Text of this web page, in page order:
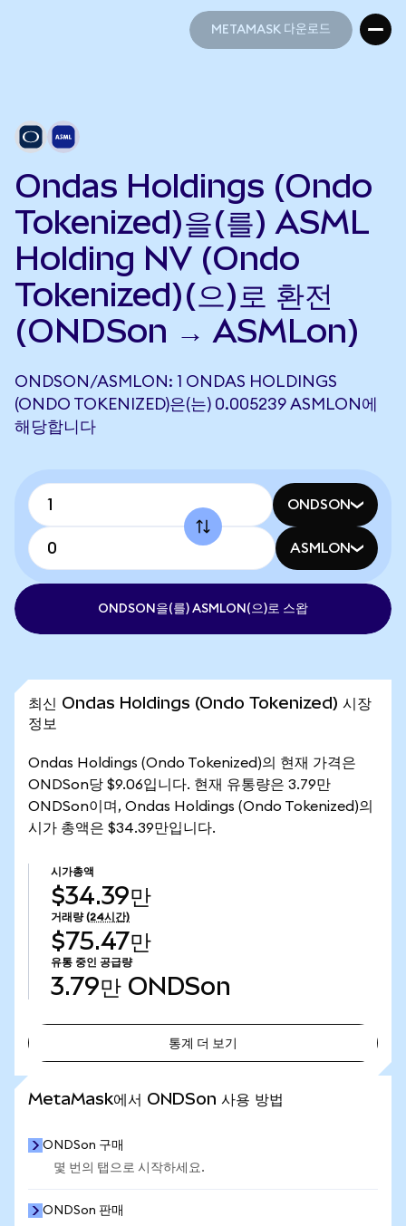
METAMASK 다운로드
Ondas Holdings (Ondo
Tokenized)을(를) ASML
Holding NV (Ondo
Tokenized)(으)로 환전
(ONDSon → ASMLon)
ONDSON/ASMLON: 1 ONDAS HOLDINGS
(ONDO TOKENIZED)은(는) 0.005239 ASMLON에
해당합니다
ONDSON
ASMLON
ONDSON을(를) ASMLON(으)로 스왑
최신 Ondas Holdings (Ondo Tokenized) 시장
정보
Ondas Holdings (Ondo Tokenized)의 현재 가격은
ONDSon당 $9.06입니다. 현재 유통량은 3.79만
ONDSon이며, Ondas Holdings (Ondo Tokenized)의
시가 총액은 $34.39만입니다.
시가총액
$34.39만
거래량 (24시간)
$75.47만
유통 중인 공급량
3.79만 ONDSon
통계 더 보기
MetaMask에서 ONDSon 사용 방법
ONDSon 구매
몇 번의 탭으로 시작하세요.
ONDSon 판매